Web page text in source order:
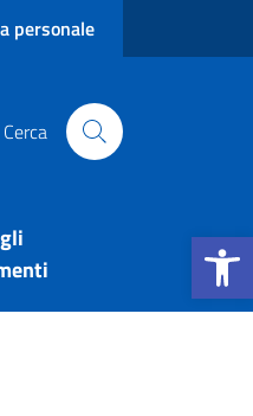
Apri la
personale
Cerca